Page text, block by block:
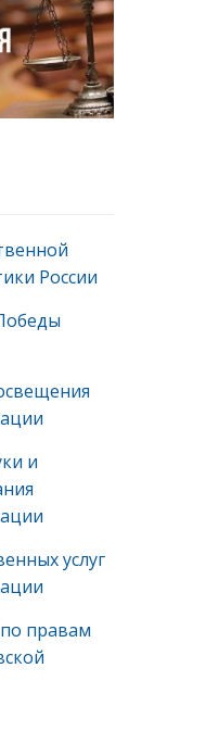
России
и
услуг
правам